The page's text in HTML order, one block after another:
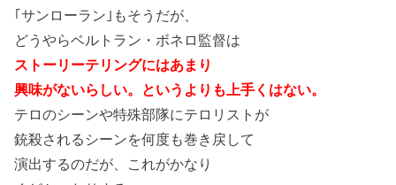
｢サンローラン｣もそうだが、
どうやらベルトラン・ボネロ監督は
ストーリーテリングにはあまり
興味がないらしい。というよりも上手くはない。
テロのシーンや特殊部隊にテロリストが
銃殺されるシーンを何度も巻き戻して
演出するのだが、これがかなり